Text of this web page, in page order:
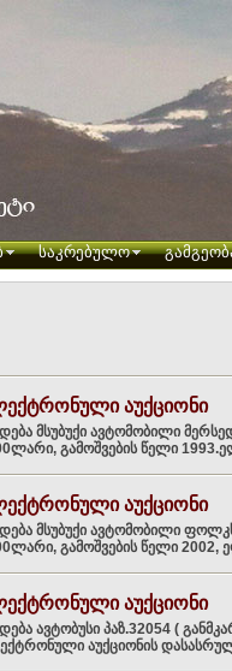
საკრებულო
აუქციონი
მსუბუქი ავტომობილი
გამოშვების წელი
აუქციონი
მსუბუქი ავტომობილი
გამოშვების წელი 2002,
აუქციონი
ავტობუსი პაზ.32054 (
აუქციონის